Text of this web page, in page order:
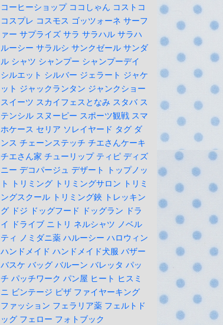
コーヒーショップ ココしゃん コストコ
コスプレ コスモス ゴッツォーネ サーフ
ァー サプライズ サラ サラハル サラハ
ルーシー サラルシ サンクゼール サンダ
ル シャツ シャンプー シャンプーデイ
シルエット シルバー ジェラート ジャケ
ット ジャックランタン ジャンクショー
スイーツ スカイフェスとなみ スタバ ス
テンシル スヌーピー スポーツ観戦 スマ
ホケース セリア ソレイヤード タグ ダ
ンス チェーンステッチ チエさんケーキ
チエさん家 チューリップ ティピ ディズ
ニー デコパージュ デザート トップノッ
ト トリミング トリミングサロン トリミ
ングスクール トリミング鋏 トレッキン
グ ドジ ドッグフード ドッグラン ドラ
イ ドライブ ニトリ ネルシャツ ノベル
ティ ノミダニ薬 ハルーシー ハロウィン
ハンドメイド ハンドメイド犬服 バザー
バスケ バッグ バルーン バレッタ パッ
チ パッチワーク パン屋 ヒート ヒスミ
ニ ビンテージ ピザ ファイヤーキング
ファッション フェラリア薬 フェルトド
ッグ フェロー フォトブック